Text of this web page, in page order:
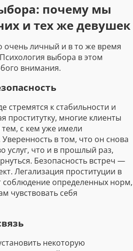
почему мы
и тех же девушек
очень личный и в то же время
выбора в этом
внимания.
стремятся к стабильности и
проститутку, многие клиенты
с кем уже имели
в том, что он снова
услуг, что и в прошлый раз,
Безопасность встреч —
Легализация проституции в
соблюдение определенных норм,
чувствовать себя
некоторую